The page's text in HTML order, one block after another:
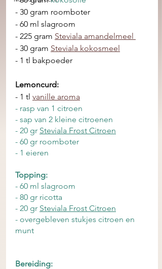
- 30 gram roomboter
- 60 ml slagroom
- 225 gram Steviala amandelmeel
- 30 gram Steviala kokosmeel
- 1 tl bakpoeder
Lemoncurd:
- 1 tl vanille aroma
- rasp van 1 citroen
- sap van 2 kleine citroenen
- 20 gr Steviala Frost Citroen
- 60 gr roomboter
- 1 eieren
Topping:
- 60 ml slagroom
- 80 gr ricotta
- 20 gr Steviala Frost Citroen
- overgebleven stukjes citroen en
munt
Bereiding: